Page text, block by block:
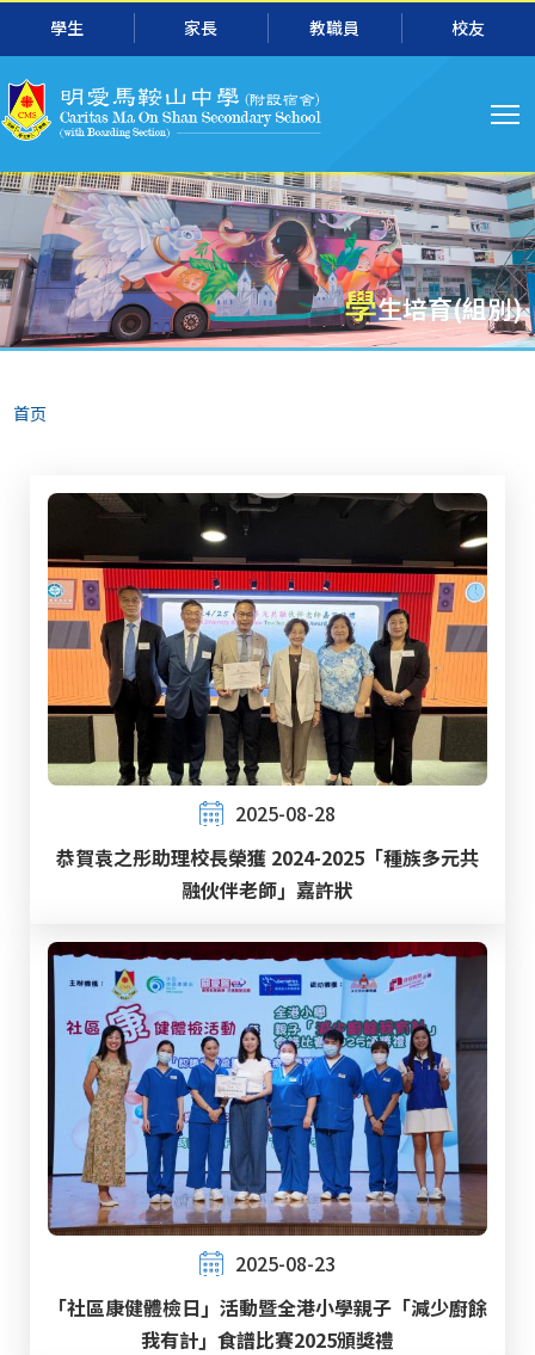
跳转到主要内容
學生 家長 教職員 校友
导
航
學生培育(組別)
面
包
首页
2025-08-28
恭賀袁之彤助理校長榮獲 2024-2025「種族多元共
融伙伴老師」嘉許狀
2025-08-23
「社區康健體檢日」活動暨全港小學親子「減少廚餘
我有計」食譜比賽2025頒獎禮